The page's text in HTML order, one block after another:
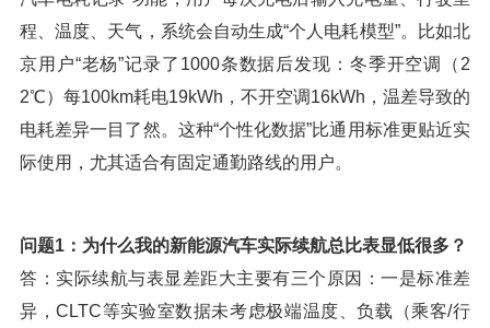
程、温度、天气，系统会自动生成“个人电耗模型”。比如北
京用户“老杨”记录了1000条数据后发现：冬季开空调（2
2℃）每100km耗电19kWh，不开空调16kWh，温差导致的
电耗差异一目了然。这种“个性化数据”比通用标准更贴近实
际使用，尤其适合有固定通勤路线的用户。
问题1：为什么我的新能源汽车实际续航总比表显低很多？
答：实际续航与表显差距大主要有三个原因：一是标准差
异，CLTC等实验室数据未考虑极端温度、负载（乘客/行